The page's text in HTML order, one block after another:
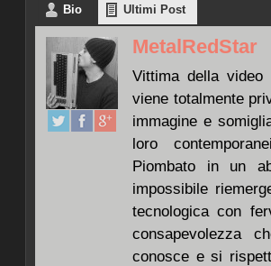
Bio Ultimi Post
MetalRedStar
Vittima della video
viene totalmente
immagine e
loro
Piombato in un
impossibile
tecnologica con
consapevolezza
conosce e si